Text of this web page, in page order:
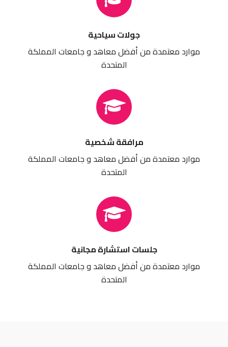
جولات سياحية
موارد معتمدة من أفضل معاهد و جامعات المملكة
المتحدة
مرافقة شخصية
موارد معتمدة من أفضل معاهد و جامعات المملكة
المتحدة
جلسات استشارة مجانية
موارد معتمدة من أفضل معاهد و جامعات المملكة
المتحدة